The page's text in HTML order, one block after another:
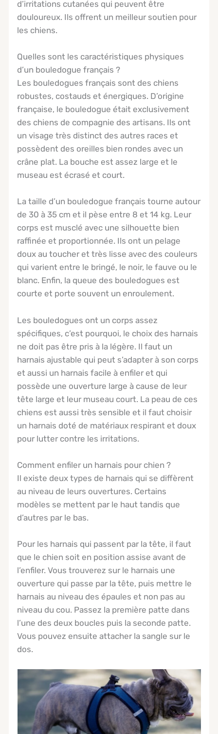
d’irritations cutanées qui peuvent être
douloureux. Ils offrent un meilleur soutien pour
les chiens.
Quelles sont les caractéristiques physiques
d’un bouledogue français ?
Les bouledogues français sont des chiens
robustes, costauds et énergiques. D’origine
française, le bouledogue était exclusivement
des chiens de compagnie des artisans. Ils ont
un visage très distinct des autres races et
possèdent des oreilles bien rondes avec un
crâne plat. La bouche est assez large et le
museau est écrasé et court.
La taille d’un bouledogue français tourne autour
de 30 à 35 cm et il pèse entre 8 et 14 kg. Leur
corps est musclé avec une silhouette bien
raffinée et proportionnée. Ils ont un pelage
doux au toucher et très lisse avec des couleurs
qui varient entre le bringé, le noir, le fauve ou le
blanc. Enfin, la queue des bouledogues est
courte et porte souvent un enroulement.
Les bouledogues ont un corps assez
spécifiques, c’est pourquoi, le choix des harnais
ne doit pas être pris à la légère. Il faut un
harnais ajustable qui peut s’adapter à son corps
et aussi un harnais facile à enfiler et qui
possède une ouverture large à cause de leur
tête large et leur museau court. La peau de ces
chiens est aussi très sensible et il faut choisir
un harnais doté de matériaux respirant et doux
pour lutter contre les irritations.
Comment enfiler un harnais pour chien ?
Il existe deux types de harnais qui se diffèrent
au niveau de leurs ouvertures. Certains
modèles se mettent par le haut tandis que
d’autres par le bas.
Pour les harnais qui passent par la tête, il faut
que le chien soit en position assise avant de
l’enfiler. Vous trouverez sur le harnais une
ouverture qui passe par la tête, puis mettre le
harnais au niveau des épaules et non pas au
niveau du cou. Passez la première patte dans
l’une des deux boucles puis la seconde patte.
Vous pouvez ensuite attacher la sangle sur le
dos.